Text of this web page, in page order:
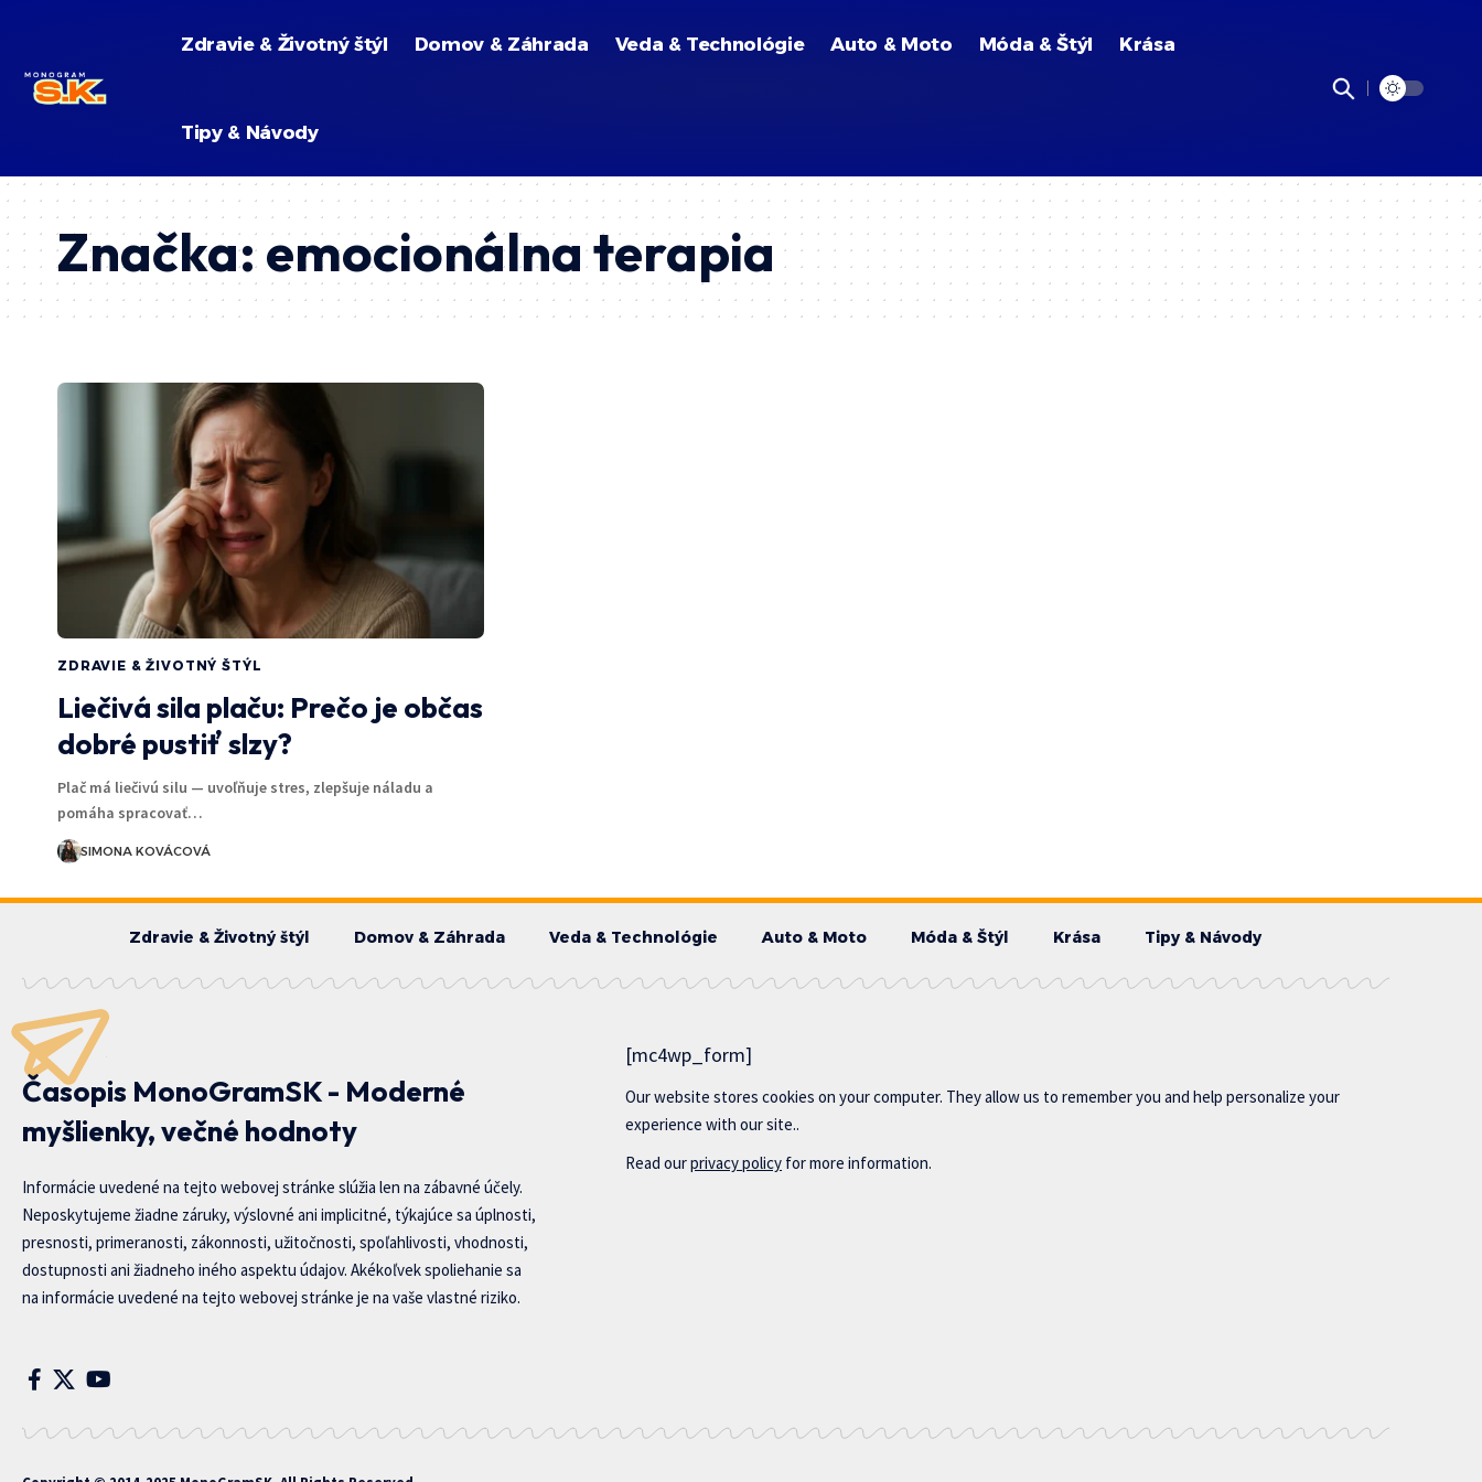
Zdravie & Životný štýl Domov & Záhrada Veda & Technológie Auto & Moto Móda & Štýl Krása
Tipy & Návody
Značka:emocionálna terapia
ZDRAVIE & ŽIVOTNÝ ŠTÝL
Liečivá sila plaču: Prečo je občas
dobré pustiť slzy?
Plač má liečivú silu — uvoľňuje stres, zlepšuje náladu a
pomáha spracovať…
SIMONA KOVÁCOVÁ
Zdravie & Životný štýl Domov & Záhrada Veda & Technológie Auto & Moto Móda & Štýl Krása Tipy & Návody
Časopis MonoGramSK - Moderné
myšlienky, večné hodnoty
Informácie uvedené na tejto webovej stránke slúžia len na zábavné účely.
Neposkytujeme žiadne záruky, výslovné ani implicitné, týkajúce sa úplnosti,
presnosti, primeranosti, zákonnosti, užitočnosti, spoľahlivosti, vhodnosti,
dostupnosti ani žiadneho iného aspektu údajov. Akékoľvek spoliehanie sa
na informácie uvedené na tejto webovej stránke je na vaše vlastné riziko.
[mc4wp_form]
Our website stores cookies on your computer. They allow us to remember you and help personalize your
experience with our site..
Read ourprivacy policy for more information.